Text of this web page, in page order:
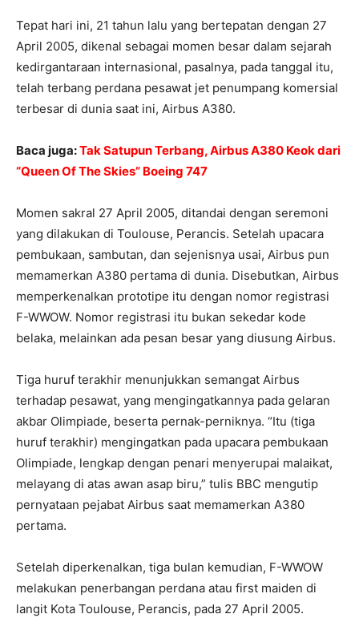
Tepat hari ini, 21 tahun lalu yang bertepatan dengan 27
April 2005, dikenal sebagai momen besar dalam sejarah
kedirgantaraan internasional, pasalnya, pada tanggal itu,
telah terbang perdana pesawat jet penumpang komersial
terbesar di dunia saat ini, Airbus A380.
Baca juga:Tak Satupun Terbang, Airbus A380 Keok dari
“Queen Of The Skies” Boeing 747
Momen sakral 27 April 2005, ditandai dengan seremoni
yang dilakukan di Toulouse, Perancis. Setelah upacara
pembukaan, sambutan, dan sejenisnya usai, Airbus pun
memamerkan A380 pertama di dunia. Disebutkan, Airbus
memperkenalkan prototipe itu dengan nomor registrasi
F-WWOW. Nomor registrasi itu bukan sekedar kode
belaka, melainkan ada pesan besar yang diusung Airbus.
Tiga huruf terakhir menunjukkan semangat Airbus
terhadap pesawat, yang mengingatkannya pada gelaran
akbar Olimpiade, beserta pernak-perniknya. “Itu (tiga
huruf terakhir) mengingatkan pada upacara pembukaan
Olimpiade, lengkap dengan penari menyerupai malaikat,
melayang di atas awan asap biru,” tulis BBC mengutip
pernyataan pejabat Airbus saat memamerkan A380
pertama.
Setelah diperkenalkan, tiga bulan kemudian, F-WWOW
melakukan penerbangan perdana atau first maiden di
langit Kota Toulouse, Perancis, pada 27 April 2005.